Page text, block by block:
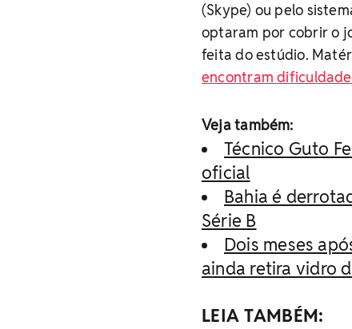
(Skype) ou pelo
optaram por cobrir o
feita do estúdio.
encontram
Veja também:
Técnico Guto
oficial
Bahia é
Série B
Dois meses
ainda retira vidro
LEIA TAMBÉM: